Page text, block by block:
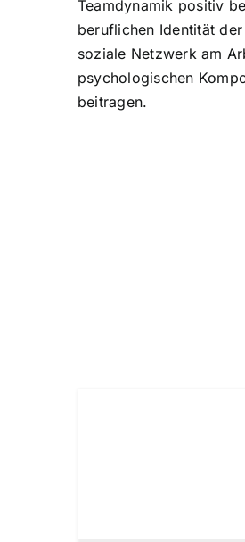
Teamdynamik positiv
beruflichen Identität
soziale Netzwerk am
psychologischen
beitragen.